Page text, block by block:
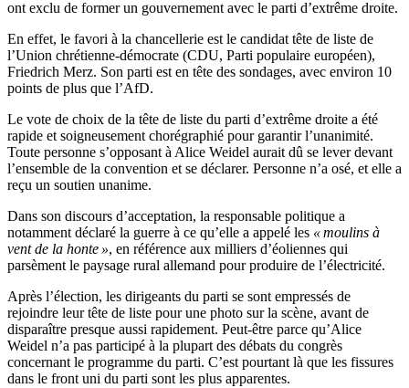
ont exclu de former un gouvernement avec le parti d’extrême droite.
En effet, le favori à la chancellerie est le candidat tête de liste de
l’Union chrétienne-démocrate (CDU, Parti populaire européen),
Friedrich Merz. Son parti est en tête des sondages, avec environ 10
points de plus que l’AfD.
Le vote de choix de la tête de liste du parti d’extrême droite a été
rapide et soigneusement chorégraphié pour garantir l’unanimité.
Toute personne s’opposant à Alice Weidel aurait dû se lever devant
l’ensemble de la convention et se déclarer. Personne n’a osé, et elle a
reçu un soutien unanime.
Dans son discours d’acceptation, la responsable politique a
notamment déclaré la guerre à ce qu’elle a appelé les « moulins à
vent de la honte », en référence aux milliers d’éoliennes qui
parsèment le paysage rural allemand pour produire de l’électricité.
Après l’élection, les dirigeants du parti se sont empressés de
rejoindre leur tête de liste pour une photo sur la scène, avant de
disparaître presque aussi rapidement. Peut-être parce qu’Alice
Weidel n’a pas participé à la plupart des débats du congrès
concernant le programme du parti. C’est pourtant là que les fissures
dans le front uni du parti sont les plus apparentes.